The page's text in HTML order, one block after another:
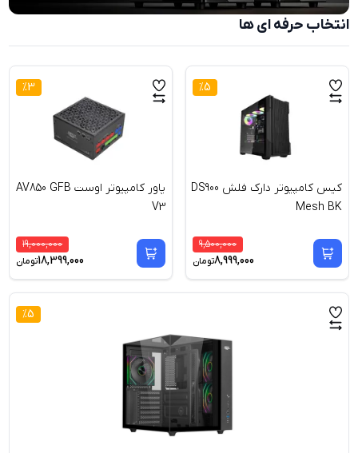
انتخاب حرفه ای ها
5
%
کیس کامپیوتر دارک فلش DS900
Mesh BK
9,500,000
8,999,000تومان
3
%
پاور کامپیوتر اوست AV850 GFB
V3
19,000,000
18,399,000تومان
5
%